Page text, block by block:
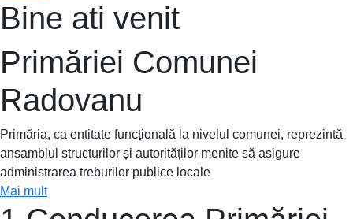
Bine ati venit
Primăriei Comunei
Radovanu
Primăria, ca entitate funcțională la nivelul comunei, reprezintă
ansamblul structurilor și autorităților menite să asigure
administrarea treburilor publice locale
Mai mult